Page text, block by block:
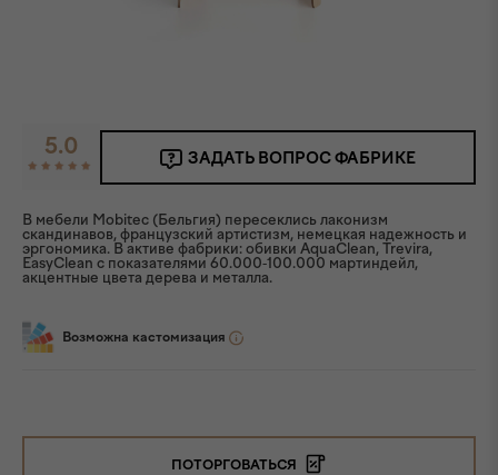
5.0 ЗАДАТЬ ВОПРОС ФАБРИКЕ
В мебели Mobitec (Бельгия) пересеклись лаконизм
скандинавов, французский артистизм, немецкая надежность и
эргономика. В активе фабрики: обивки AquaClean, Trevira,
EasyClean с показателями 60.000-100.000 мартиндейл,
акцентные цвета дерева и металла.
Возможна кастомизация
ПОТОРГОВАТЬСЯ